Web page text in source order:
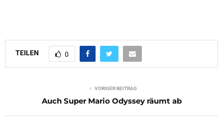
TEILEN 0
VORIGER BEITRAG
Auch Super Mario Odyssey räumt ab